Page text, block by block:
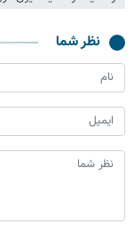
نظر شما